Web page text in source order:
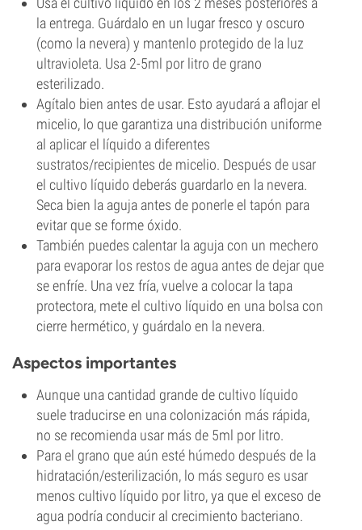
la entrega. Guárdalo en un lugar fresco y oscuro
(como la nevera) y mantenlo protegido de la luz
ultravioleta. Usa 2-5ml por litro de grano
esterilizado.
Agítalo bien antes de usar. Esto ayudará a aflojar el
micelio, lo que garantiza una distribución uniforme
al aplicar el líquido a diferentes
sustratos/recipientes de micelio. Después de usar
el cultivo líquido deberás guardarlo en la nevera.
Seca bien la aguja antes de ponerle el tapón para
evitar que se forme óxido.
También puedes calentar la aguja con un mechero
para evaporar los restos de agua antes de dejar que
se enfríe. Una vez fría, vuelve a colocar la tapa
protectora, mete el cultivo líquido en una bolsa con
cierre hermético, y guárdalo en la nevera.
Aspectos importantes
Aunque una cantidad grande de cultivo líquido
suele traducirse en una colonización más rápida,
no se recomienda usar más de 5ml por litro.
Para el grano que aún esté húmedo después de la
hidratación/esterilización, lo más seguro es usar
menos cultivo líquido por litro, ya que el exceso de
agua podría conducir al crecimiento bacteriano.